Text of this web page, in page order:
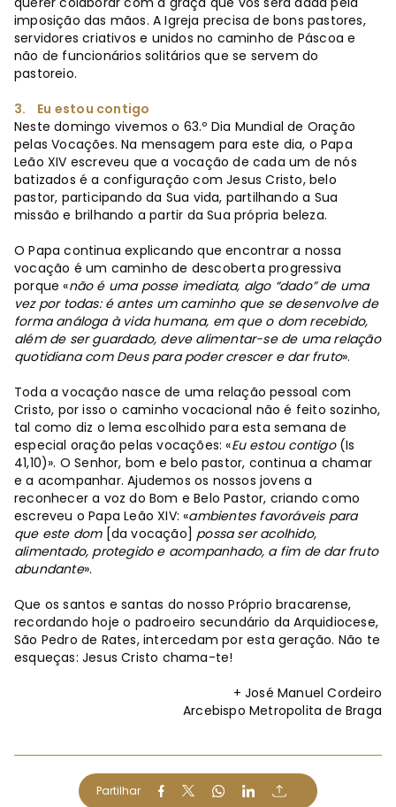
imposição das mãos. A Igreja precisa de bons pastores,
servidores criativos e unidos no caminho de Páscoa e
não de funcionários solitários que se servem do
pastoreio.
3. Eu estou contigo
Neste domingo vivemos o 63.º Dia Mundial de Oração
pelas Vocações. Na mensagem para este dia, o Papa
Leão XIV escreveu que a vocação de cada um de nós
batizados é a configuração com Jesus Cristo, belo
pastor, participando da Sua vida, partilhando a Sua
missão e brilhando a partir da Sua própria beleza.
O Papa continua explicando que encontrar a nossa
vocação é um caminho de descoberta progressiva
porque «não é uma posse imediata, algo “dado” de uma
vez por todas: é antes um caminho que se desenvolve de
forma análoga à vida humana, em que o dom recebido,
além de ser guardado, deve alimentar-se de uma relação
quotidiana com Deus para poder crescer e dar fruto».
Toda a vocação nasce de uma relação pessoal com
Cristo, por isso o caminho vocacional não é feito sozinho,
tal como diz o lema escolhido para esta semana de
especial oração pelas vocações: «Eu estou contigo(Is
41,10)». O Senhor, bom e belo pastor, continua a chamar
e a acompanhar. Ajudemos os nossos jovens a
reconhecer a voz do Bom e Belo Pastor, criando como
escreveu o Papa Leão XIV: «ambientes favoráveis para
que este dom [da vocação] possa ser acolhido,
alimentado, protegido e acompanhado, a fim de dar fruto
abundante».
Que os santos e santas do nosso Próprio bracarense,
recordando hoje o padroeiro secundário da Arquidiocese,
São Pedro de Rates, intercedam por esta geração. Não te
esqueças: Jesus Cristo chama-te!
+ José Manuel Cordeiro
Arcebispo Metropolita de Braga
Partilhar